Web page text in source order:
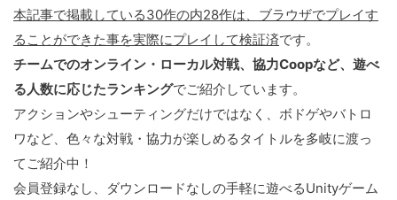
本記事で掲載している30作の内28作は、ブラウザでプレイす
ることができた事を実際にプレイして検証済です。
チームでのオンライン・ローカル対戦、協力Coopなど、遊べ
る人数に応じたランキングでご紹介しています。
アクションやシューティングだけではなく、ボドゲやバトロ
ワなど、色々な対戦・協力が楽しめるタイトルを多岐に渡っ
てご紹介中！
会員登録なし、ダウンロードなしの手軽に遊べるUnityゲーム